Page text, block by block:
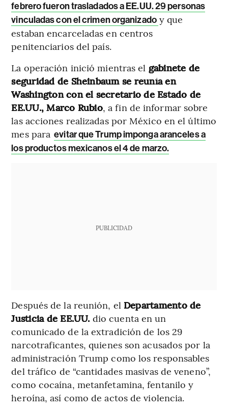
febrero fueron trasladados a EE.UU. 29 personas
vinculadas con el crimen organizado y que
estaban encarceladas en centros
penitenciarios del país.
La operación inició mientras el gabinete de
seguridad de Sheinbaum se reunía en
Washington con el secretario de Estado de
EE.UU., Marco Rubio, a fin de informar sobre
las acciones realizadas por México en el último
mes para evitar que Trump imponga aranceles a
los productos mexicanos el 4 de marzo.
PUBLICIDAD
Después de la reunión, el Departamento de
Justicia de EE.UU. dio cuenta en un
comunicado de la extradición de los 29
narcotraficantes, quienes son acusados por la
administración Trump como los responsables
del tráfico de “cantidades masivas de veneno”,
como cocaína, metanfetamina, fentanilo y
heroína, así como de actos de violencia.